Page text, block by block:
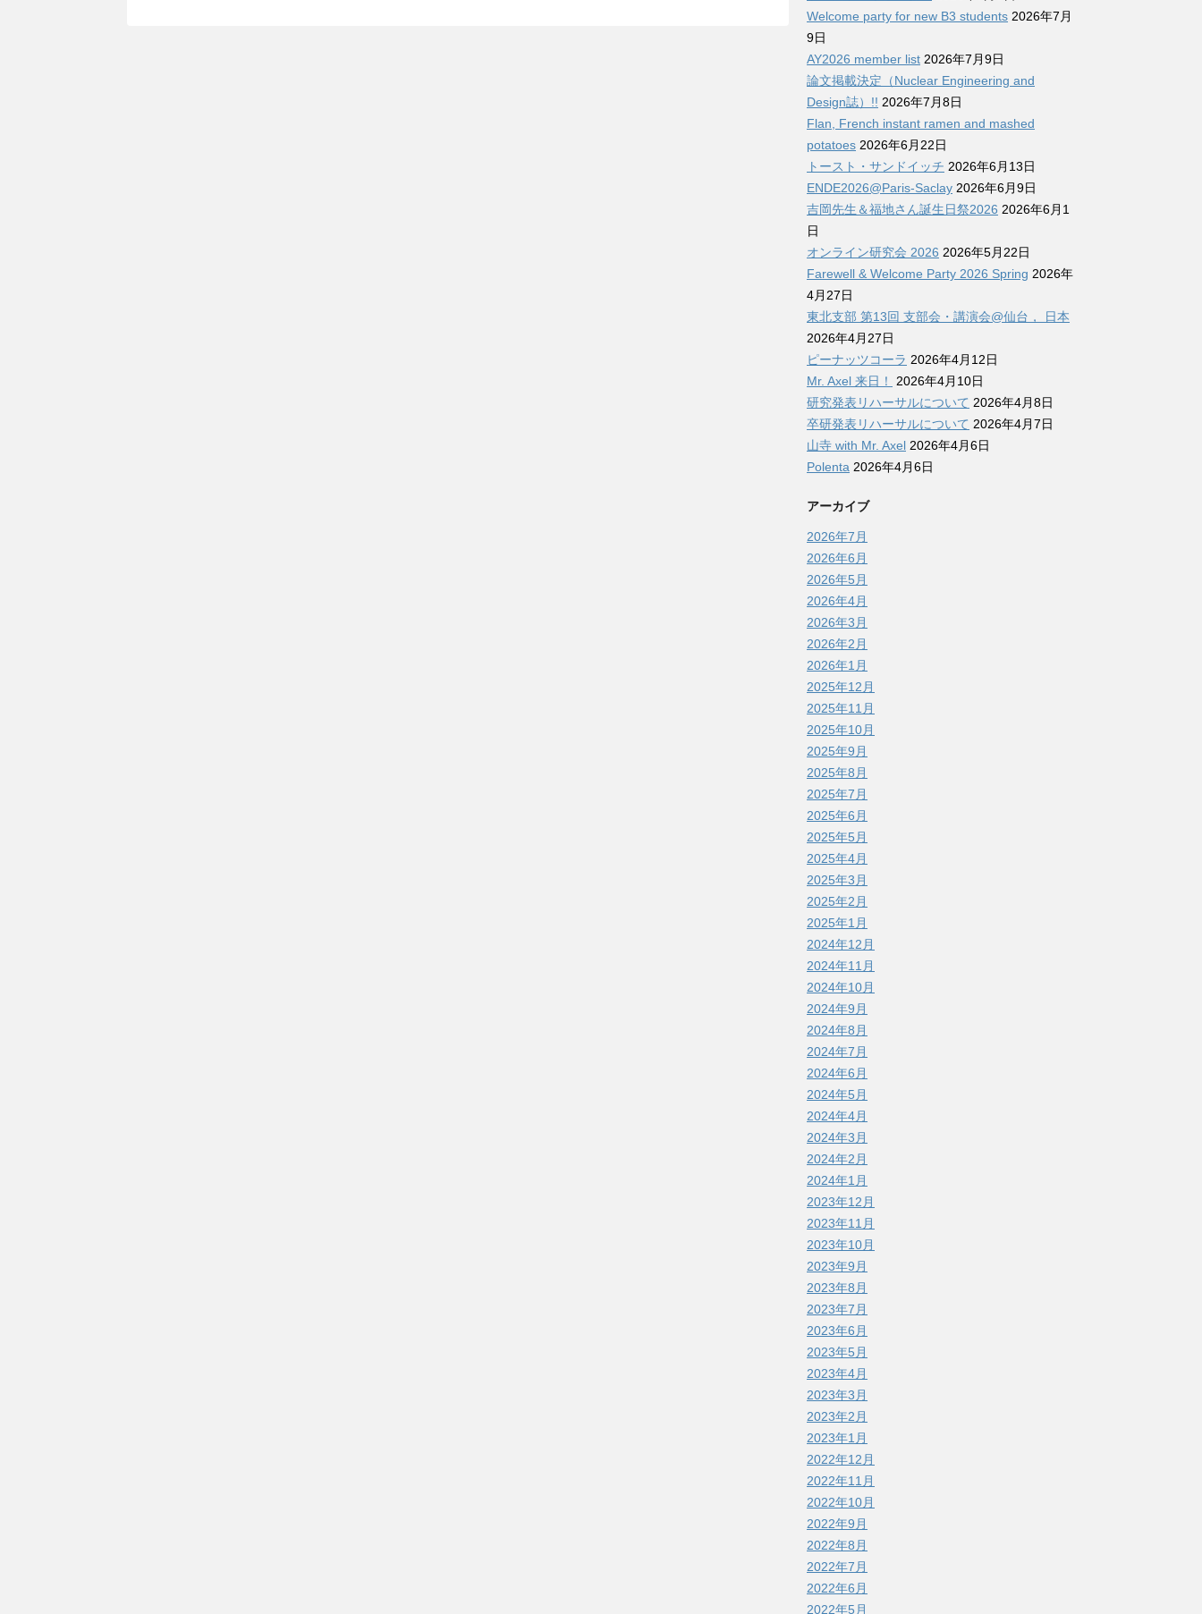
Welcome party for new B3 students 2026年7月
9日
AY2026 member list 2026年7月9日
論文掲載決定（Nuclear Engineering and
Design誌）!! 2026年7月8日
Flan, French instant ramen and mashed
potatoes 2026年6月22日
トースト・サンドイッチ 2026年6月13日
ENDE2026@Paris-Saclay 2026年6月9日
吉岡先生＆福地さん誕生日祭2026 2026年6月1
日
オンライン研究会 2026 2026年5月22日
Farewell & Welcome Party 2026 Spring 2026年
4月27日
東北支部 第13回 支部会・講演会@仙台， 日本
2026年4月27日
ピーナッツコーラ 2026年4月12日
Mr. Axel 来日！
2026年4月10日
研究発表リハーサルについて 2026年4月8日
卒研発表リハーサルについて 2026年4月7日
山寺 with Mr. Axel 2026年4月6日
Polenta 2026年4月6日
アーカイブ
2026年7月
2026年6月
2026年5月
2026年4月
2026年3月
2026年2月
2026年1月
2025年12月
2025年11月
2025年10月
2025年9月
2025年8月
2025年7月
2025年6月
2025年5月
2025年4月
2025年3月
2025年2月
2025年1月
2024年12月
2024年11月
2024年10月
2024年9月
2024年8月
2024年7月
2024年6月
2024年5月
2024年4月
2024年3月
2024年2月
2024年1月
2023年12月
2023年11月
2023年10月
2023年9月
2023年8月
2023年7月
2023年6月
2023年5月
2023年4月
2023年3月
2023年2月
2023年1月
2022年12月
2022年11月
2022年10月
2022年9月
2022年8月
2022年7月
2022年6月
2022年5月